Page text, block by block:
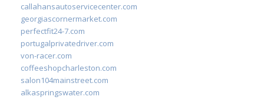
callahansautoservicecenter.com
georgiascornermarket.com
perfectfit24-7.com
portugalprivatedriver.com
von-racer.com
coffeeshopcharleston.com
salon104mainstreet.com
alkaspringswater.com